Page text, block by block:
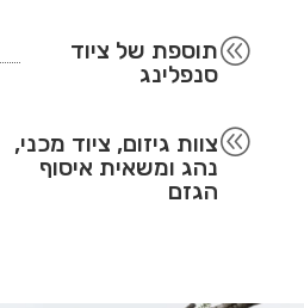
@תוספת של ציוד
סנפלינג
@צוות גיזום, ציוד מכני,
נהג ומשאית איסוף
הגזם